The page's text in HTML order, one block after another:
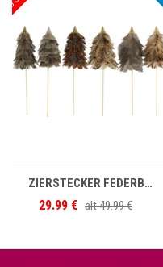
ZIERSTECKER FEDERBÄUME S/6
29.99 € alt49.99 €